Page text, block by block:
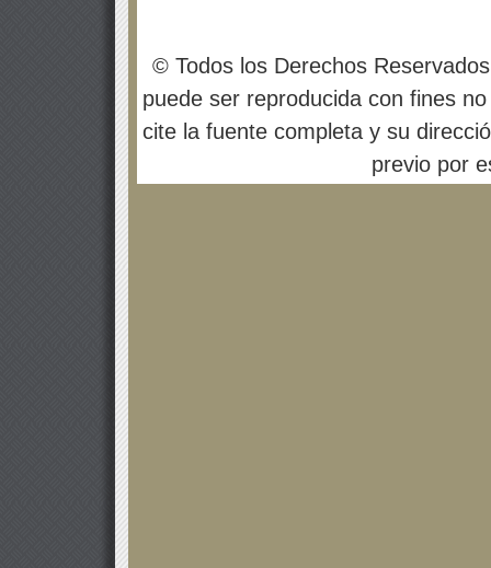
© Todos los Derechos
puede ser reproducida con fines
cite la fuente completa y su
previo por